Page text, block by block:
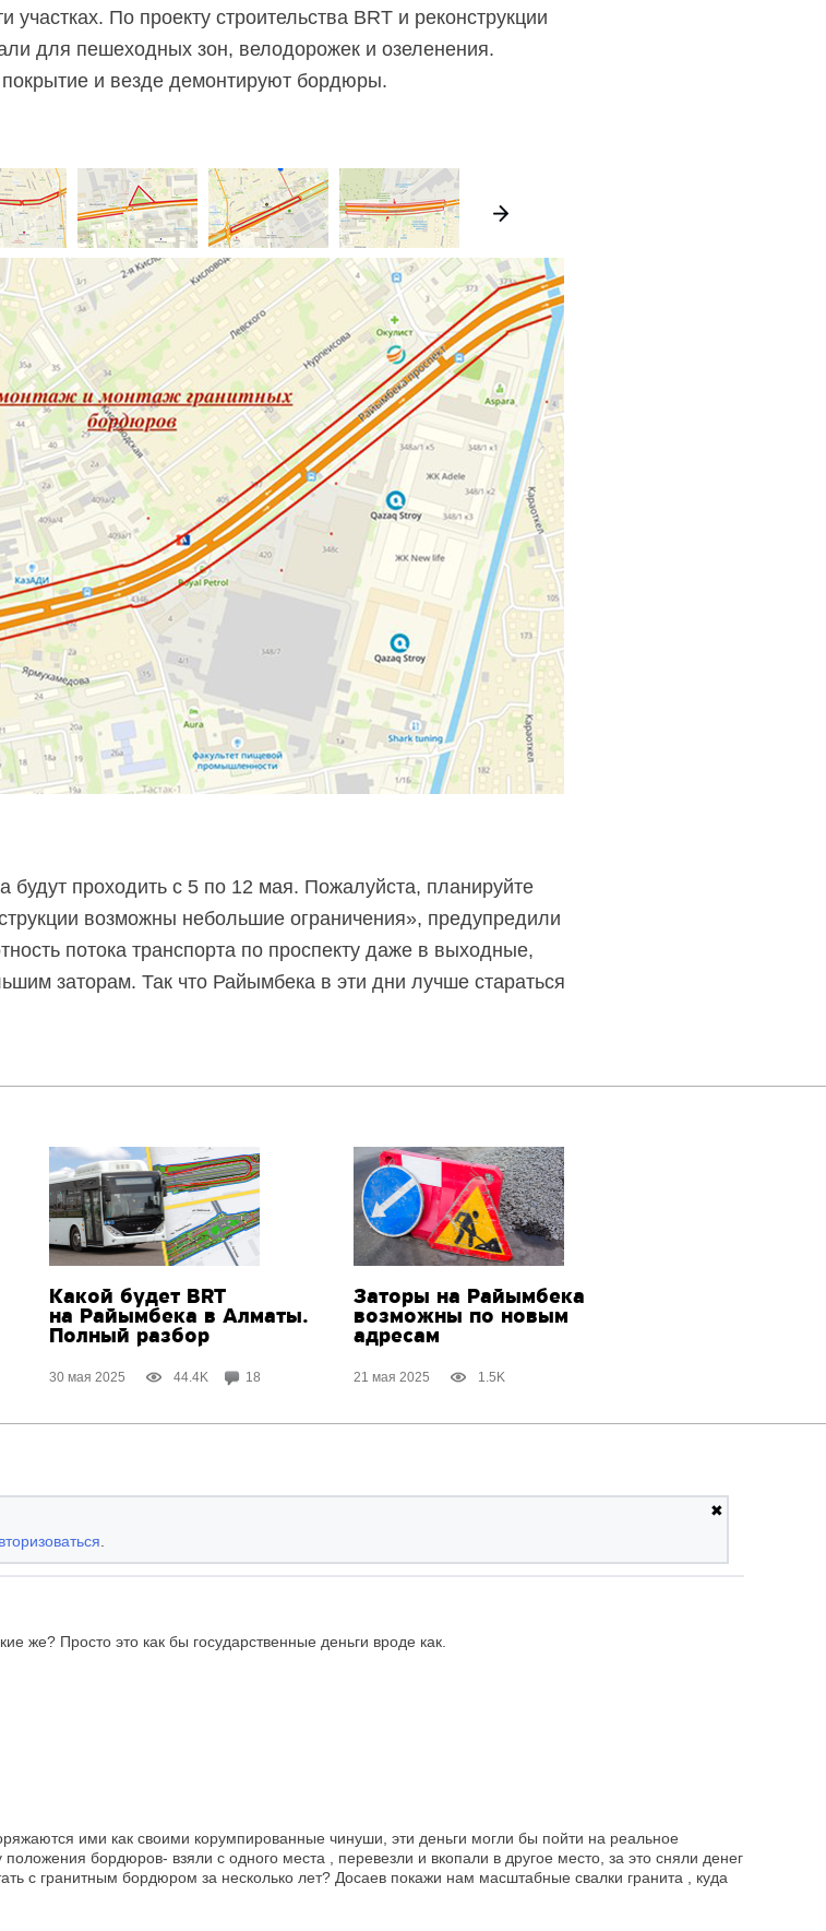
По проекту строительства BRT и реконструкции
для пешеходных зон, велодорожек и озеленения.
и везде демонтируют бордюры.
будут проходить с 5 по 12 мая. Пожалуйста, планируйте
возможны небольшие ограничения», предупредили
потока транспорта по проспекту даже в выходные,
заторам. Так что Райымбека в эти дни лучше стараться
Какой будет BRT
на Райымбека в Алматы.
Полный разбор
30 мая 2025 44.4K 18
Заторы на Райымбека
возможны по новым
адресам
21 мая 2025 1.5K
✖
Просто это как бы государственные деньги вроде как.
ими как своими корумпированные чинуши, эти деньги могли бы пойти на реальное
положения бордюров- взяли с одного места , перевезли и вкопали в другое место, за это сняли денег
с гранитным бордюром за несколько лет? Досаев покажи нам масштабные свалки гранита , куда